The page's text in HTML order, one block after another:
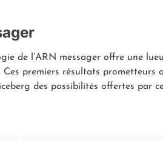
de l’ARN messager offre une
premiers résultats prometteurs
des possibilités offertes par